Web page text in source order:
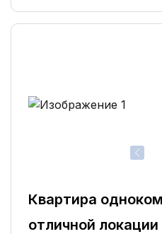
Квартира
отличной локации